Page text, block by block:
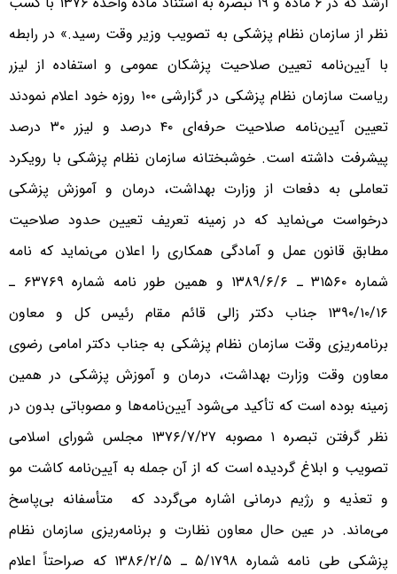
نظر از سازمان نظام پزشکی به تصویب وزیر وقت رسید.» در رابطه
با آیین‌نامه تعیین صلاحیت پزشکان عمومی و استفاده از لیزر
ریاست سازمان نظام پزشکی در گزارشی ۱۰۰ روزه خود اعلام نمودند
تعیین آیین‌نامه صلاحیت حرفه‌ای ۴۰ درصد و لیزر ۳۰ درصد
پیشرفت داشته است. خوشبختانه سازمان نظام پزشکی با رویکرد
تعاملی به دفعات از وزارت بهداشت، درمان و آموزش پزشکی
درخواست می‌نماید که در زمینه تعریف تعیین حدود صلاحیت
مطابق قانون عمل و آمادگی همکاری را اعلان می‌نماید که نامه
شماره ۳۱۵۶۰ ـ ۱۳۸۹/۶/۶ و همین طور نامه شماره ۶۳۷۶۹ ـ
۱۳۹۰/۱۰/۱۶ جناب دکتر زالی قائم مقام رئیس کل و معاون
برنامه‌ریزی وقت سازمان نظام پزشکی به جناب دکتر امامی رضوی
معاون وقت وزارت بهداشت، درمان و آموزش پزشکی در همین
زمینه بوده است که تأکید می‌شود آیین‌نامه‌ها و مصوباتی بدون در
نظر گرفتن تبصره ۱ مصوبه ۱۳۷۶/۷/۲۷ مجلس شورای اسلامی
تصویب و ابلاغ گردیده است که از آن جمله به آیین‌نامه کاشت مو
و تعذیه و رژیم درمانی اشاره می‌گردد که متأسفانه بی‌پاسخ
می‌ماند. در عین حال معاون نظارت و برنامه‌ریزی سازمان نظام
پزشکی طی نامه شماره ۵/۱۷۹۸ ـ ۱۳۸۶/۲/۵ که صراحتاً اعلام